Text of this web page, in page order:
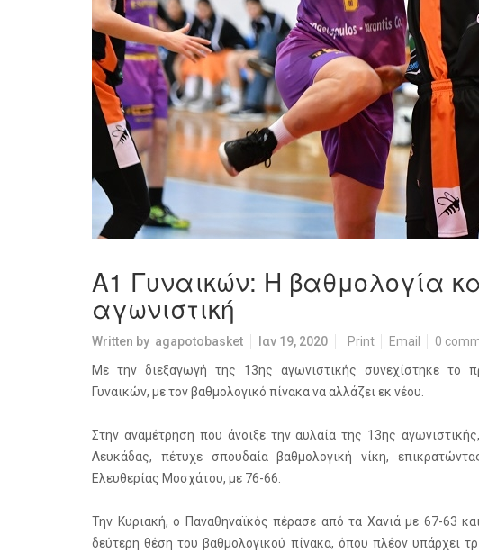
Α1 Γυναικών: Η βαθμολογία
αγωνιστική
Written by agapotobasket Ιαν 19, 2020 Print Email 0
Με την διεξαγωγή της 13ης αγωνιστικής συνεχίστηκε το
Γυναικών, με τον βαθμολογικό πίνακα να αλλάζει εκ νέου.
Στην αναμέτρηση που άνοιξε την αυλαία της 13ης
Λευκάδας, πέτυχε σπουδαία βαθμολογική νίκη,
Ελευθερίας Μοσχάτου, με 76-66.
Την Κυριακή, ο Παναθηναϊκός πέρασε από τα Χανιά με 67-63
δεύτερη θέση του βαθμολογικού πίνακα, όπου πλέον υπάρχει